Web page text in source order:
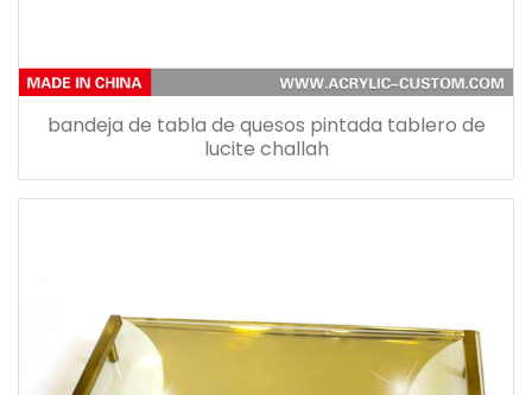
bandeja de tabla de quesos pintada tablero de
lucite challah